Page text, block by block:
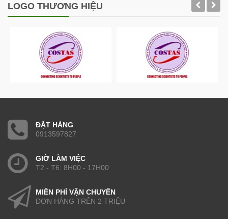
LOGO THƯƠNG HIỆU
ĐẶT HÀNG
0913597827
GIỜ LÀM VIỆC
T2 - T6: 8H00 - 17H00
MIỄN PHÍ VẬN CHUYỂN
ĐƠN HÀNG TRÊN 2 TRIỆU